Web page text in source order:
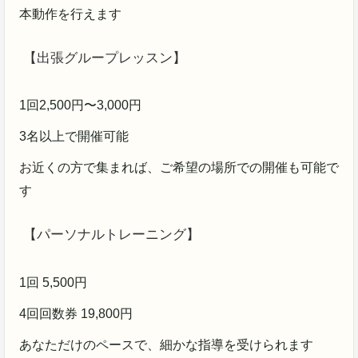
本動作を行えます
【出張グループレッスン】
1回2,500円〜3,000円
3名以上で開催可能
お近くの方で集まれば、ご希望の場所での開催も可能で
す
【パーソナルトレーニング】
1回 5,500円
4回回数券 19,800円
あなただけのペースで、細かな指導を受けられます